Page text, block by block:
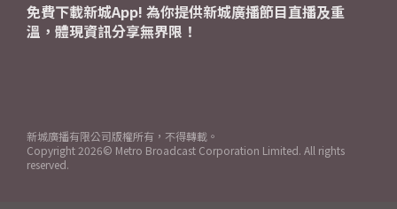
免費下載新城App! 為你提供新城廣播節目直播及重
溫，體現資訊分享無界限！
新城廣播有限公司版權所有，不得轉載。
Copyright 2026© Metro Broadcast Corporation Limited. All rights
reserved.